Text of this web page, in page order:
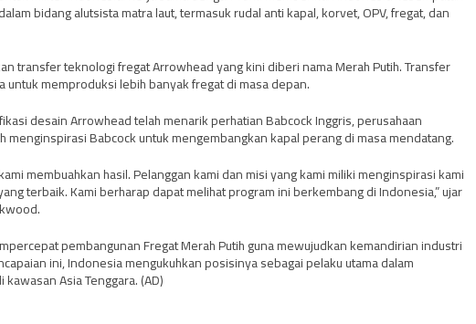
bidang alutsista matra laut, termasuk rudal anti kapal, korvet, OPV, fregat, dan
transfer teknologi fregat Arrowhead yang kini diberi nama Merah Putih. Transfer
memproduksi lebih banyak fregat di masa depan.
desain Arrowhead telah menarik perhatian Babcock Inggris, perusahaan
Babcock untuk mengembangkan kapal perang di masa mendatang.
membuahkan hasil. Pelanggan kami dan misi yang kami miliki menginspirasi kami
terbaik. Kami berharap dapat melihat program ini berkembang di Indonesia,” ujar
pembangunan Fregat Merah Putih guna mewujudkan kemandirian industri
ini, Indonesia mengukuhkan posisinya sebagai pelaku utama dalam
Asia Tenggara. (AD)